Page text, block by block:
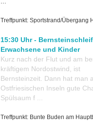
Treffpunkt: Sportstrand/Übergang
15:30 Uhr -
Erwachsene und Kinder
Kurz nach der Flut und am
kräftigem Nordostwind, ist
Bernsteinzeit. Dann hat man
Ostfriesischen Inseln gute
Spülsaum f ...
Treffpunkt: Bunte Buden am